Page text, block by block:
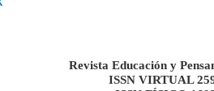
Revista Educación y
ISSN VIRTUAL